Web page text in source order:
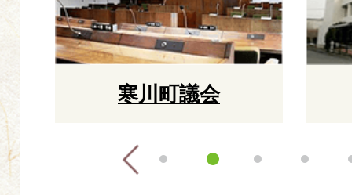
の
ス
寒川町議会
の
ス